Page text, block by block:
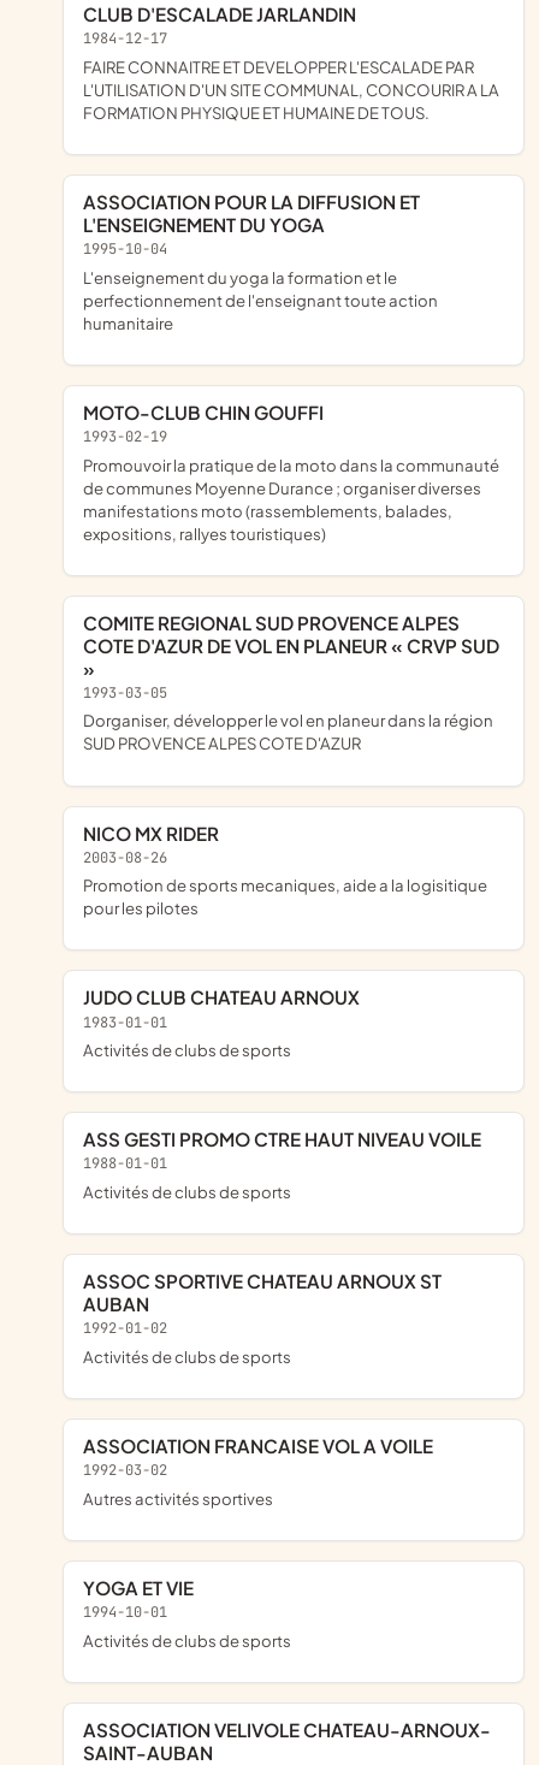
CLUB D'ESCALADE JARLANDIN
1984-12-17
FAIRE CONNAITRE ET DEVELOPPER L'ESCALADE PAR
L'UTILISATION D'UN SITE COMMUNAL, CONCOURIR A LA
FORMATION PHYSIQUE ET HUMAINE DE TOUS.
ASSOCIATION POUR LA DIFFUSION ET
L'ENSEIGNEMENT DU YOGA
1995-10-04
l'enseignement du yoga la formation et le
perfectionnement de l'enseignant toute action
humanitaire
MOTO-CLUB CHIN GOUFFI
1993-02-19
promouvoir la pratique de la moto dans la communauté
de communes Moyenne Durance ; organiser diverses
manifestations moto (rassemblements, balades,
expositions, rallyes touristiques)
COMITE REGIONAL SUD PROVENCE ALPES
COTE D'AZUR DE VOL EN PLANEUR « CRVP SUD
»
1993-03-05
Dorganiser, développer le vol en planeur dans la région
SUD PROVENCE ALPES COTE D'AZUR
NICO MX RIDER
2003-08-26
promotion de sports mecaniques, aide a la logisitique
pour les pilotes
JUDO CLUB CHATEAU ARNOUX
1983-01-01
Activités de clubs de sports
ASS GESTI PROMO CTRE HAUT NIVEAU VOILE
1988-01-01
Activités de clubs de sports
ASSOC SPORTIVE CHATEAU ARNOUX ST
AUBAN
1992-01-02
Activités de clubs de sports
ASSOCIATION FRANCAISE VOL A VOILE
1992-03-02
Autres activités sportives
YOGA ET VIE
1994-10-01
Activités de clubs de sports
ASSOCIATION VELIVOLE CHATEAU-ARNOUX-
SAINT-AUBAN